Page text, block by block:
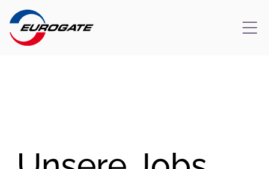
Zum
Inhalt
springen